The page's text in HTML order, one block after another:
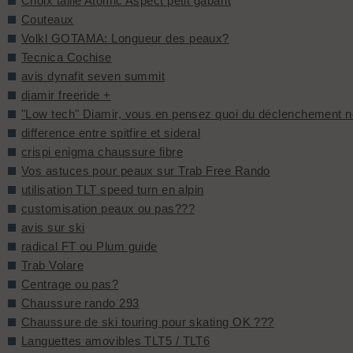
Couteaux
Volkl GOTAMA: Longueur des peaux?
Tecnica Cochise
avis dynafit seven summit
diamir freeride +
"Low tech" Diamir, vous en pensez quoi du déclenchement
difference entre spitfire et sideral
crispi enigma chaussure fibre
Vos astuces pour peaux sur Trab Free Rando
utilisation TLT speed turn en alpin
customisation peaux ou pas???
avis sur ski
radical FT ou Plum guide
Trab Volare
Centrage ou pas?
Chaussure rando 293
Chaussure de ski touring pour skating OK ???
Languettes amovibles TLT5 / TLT6